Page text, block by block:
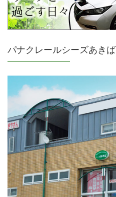
パナクレールシーズあきば